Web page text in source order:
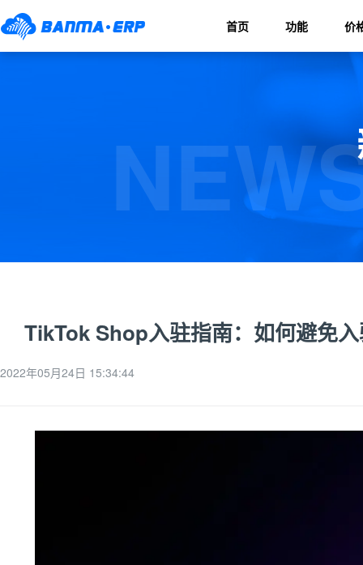
首页 功能 价
TikTok Shop入驻指南：如何避免
2022年05月24日 15:34:44